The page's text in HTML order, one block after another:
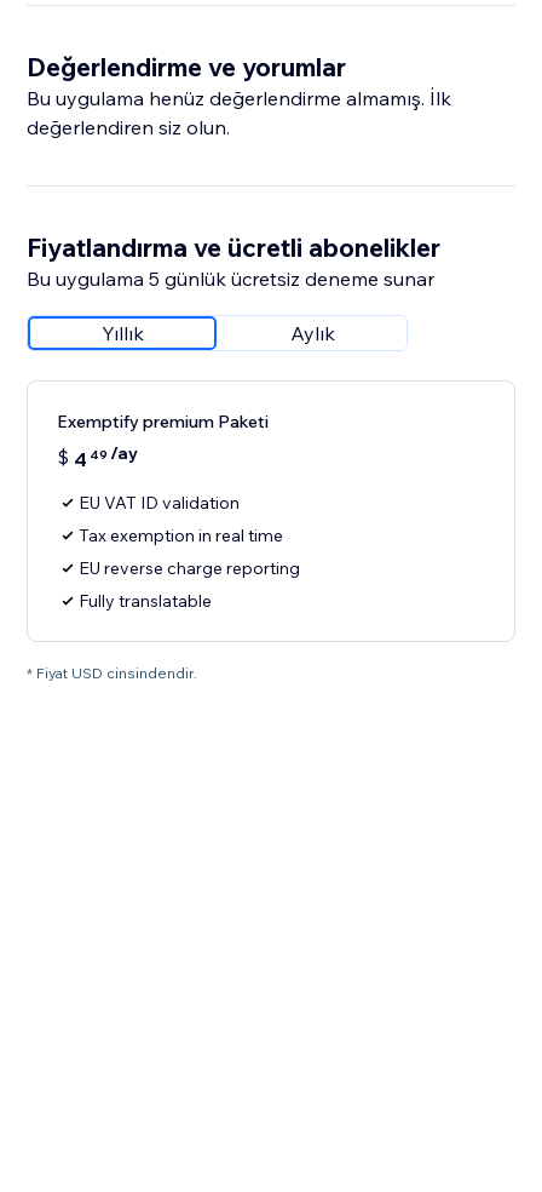
Değerlendirme ve yorumlar
Bu uygulama henüz değerlendirme almamış. İlk
değerlendiren siz olun.
Fiyatlandırma ve ücretli abonelikler
Bu uygulama 5 günlük ücretsiz deneme sunar
Yıllık Aylık
Exemptify premium Paketi
$ 4 49 /ay
EU VAT ID validation
Tax exemption in real time
EU reverse charge reporting
Fully translatable
* Fiyat USD cinsindendir.